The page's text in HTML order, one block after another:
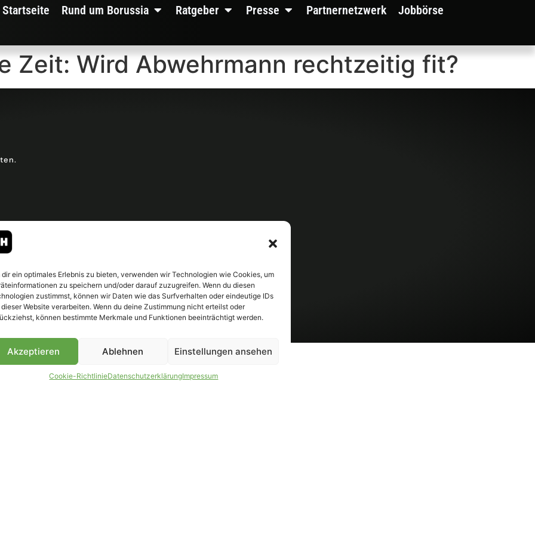
dir ein optimales Erlebnis zu bieten, verwenden wir Technologien wie Cookies, um
zu speichern und/oder darauf zuzugreifen. Wenn du diesen
zustimmst, können wir Daten wie das Surfverhalten oder eindeutige IDs
Website verarbeiten. Wenn du deine Zustimmung nicht erteilst oder
können bestimmte Merkmale und Funktionen beeinträchtigt werden.
Akzeptieren Ablehnen Einstellungen ansehen
Cookie-RichtlinieDatenschutzerklärungImpressum
Startseite Rund um Borussia Ratgeber Presse Partnernetzwerk Jobbörse
Zeit: Wird Abwehrmann rechtzeitig fit?